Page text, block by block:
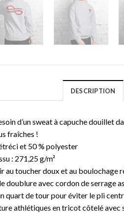
DESCRIPTION
d’un sweat à capuche douillet
fraîches !
et 50 % polyester
: 271,25 g/m²
au toucher doux et au boulochage
doublure avec cordon de serrage
quart de tour pour éviter le pli
athlétiques en tricot côtelé avec